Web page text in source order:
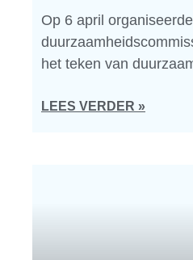
Op 6 april
het teken van
LEES VERDER »